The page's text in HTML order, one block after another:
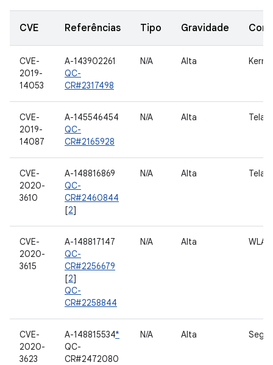
CVE Referências Tipo Gravidade
CVE-
2019-
14053
A-143902261
QC-
CR#2317498
N/A Alta Kernel
CVE-
2019-
14087
A-145546454
QC-
CR#2165928
N/A Alta Tela
CVE-
2020-
3610
A-148816869
QC-
CR#2460844
[2]
N/A Alta Tela
CVE-
2020-
3615
A-148817147
QC-
CR#2256679
[2]
QC-
CR#2258844
N/A Alta WLAN
CVE-
2020-
3623
A-148815534*
QC-
CR#2472080
N/A Alta